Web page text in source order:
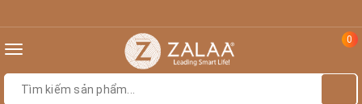
Toggle
0